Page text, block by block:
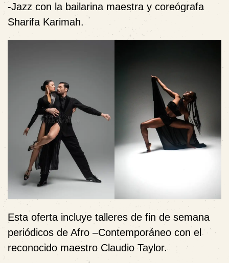
-Jazz con la bailarina maestra y coreógrafa
Sharifa Karimah.
Esta oferta incluye talleres de fin de semana
periódicos de Afro –Contemporáneo con el
reconocido maestro Claudio Taylor.